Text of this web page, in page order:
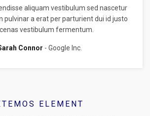
aliquam vestibulum sed nascetur
pulvinar a erat per parturient dui id justo
vestibulum fermentum.
Connor Google Inc.
ELEMENT